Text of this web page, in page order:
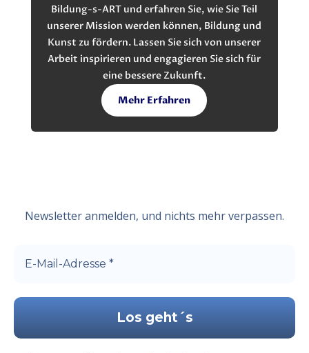
Bildung-s-ART und erfahren Sie, wie Sie Teil
unserer Mission werden können, Bildung und
Kunst zu fördern. Lassen Sie sich von unserer
Arbeit inspirieren und engagieren Sie sich für
eine bessere Zukunft.
Mehr Erfahren
Newsletter anmelden, und nichts mehr verpassen.